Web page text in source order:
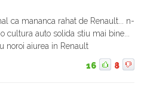
ca mananca rahat de Renault... n-
cultura auto solida stiu mai bine...
noroi aiurea in Renault
16 8